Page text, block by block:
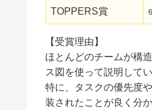
TOPPERS賞
【受賞理由】
ほとんどのチームが構
ス図を使って説明して
特に、タスクの優先度
装されたことが良く分